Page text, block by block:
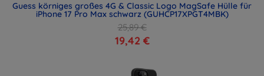
Guess körniges großes 4G & Classic Logo MagSafe Hülle für
iPhone 17 Pro Max schwarz (GUHCP17XPGT4MBK)
25,89 €
19,42 €